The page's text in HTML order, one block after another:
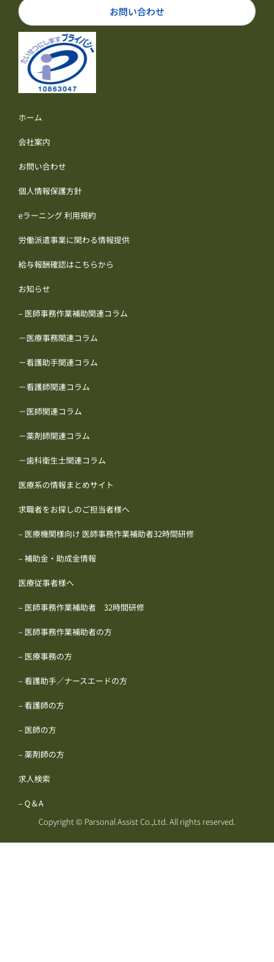
お問い合わせ
ホーム
会社案内
お問い合わせ
個人情報保護方針
eラーニング 利用規約
労働派遣事業に関わる情報提供
給与報酬確認はこちらから
お知らせ
– 医師事務作業補助関連コラム
－医療事務関連コラム
－看護助手関連コラム
－看護師関連コラム
－医師関連コラム
－薬剤師関連コラム
－歯科衛生士関連コラム
医療系の情報まとめサイト
求職者をお探しのご担当者様へ
– 医療機関様向け 医師事務作業補助者32時間研修
– 補助金・助成金情報
医療従事者様へ
– 医師事務作業補助者 32時間研修
– 医師事務作業補助者の方
– 医療事務の方
– 看護助手／ナースエードの方
– 看護師の方
– 医師の方
– 薬剤師の方
求人検索
– Q＆A
Copyright © Parsonal Assist Co.,Ltd. All rights reserved.